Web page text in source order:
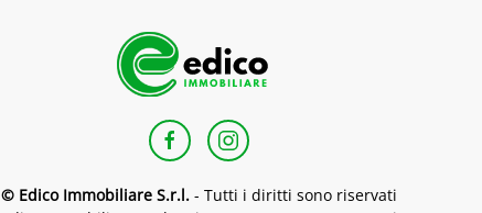
© Edico Immobiliare S.r.l.- Tutti i diritti sono riservati